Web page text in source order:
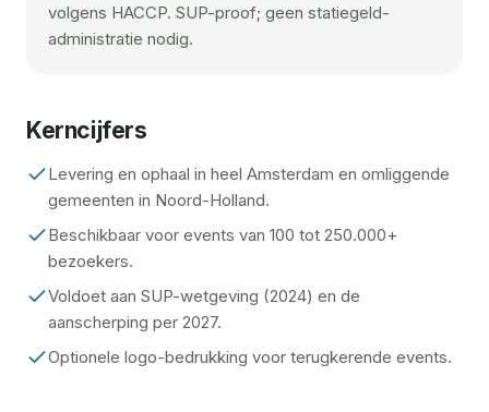
volgens HACCP. SUP-proof; geen statiegeld-
administratie nodig.
Kerncijfers
Levering en ophaal in heel Amsterdam en omliggende
gemeenten in Noord-Holland.
Beschikbaar voor events van 100 tot 250.000+
bezoekers.
Voldoet aan SUP-wetgeving (2024) en de
aanscherping per 2027.
Optionele logo-bedrukking voor terugkerende events.